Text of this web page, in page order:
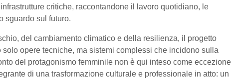
critiche, raccontandone il lavoro quotidiano, le
sguardo sul futuro.
del cambiamento climatico e della resilienza, il progetto
opere tecniche, ma sistemi complessi che incidono sulla
del protagonismo femminile non è qui inteso come eccezione
di una trasformazione culturale e professionale in atto: un